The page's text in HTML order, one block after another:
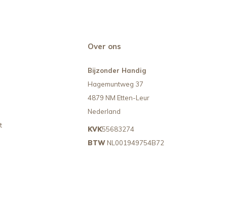
Over ons
Bijzonder Handig
Hagemuntweg 37
4879 NM Etten-Leur
Nederland
KVK55683274
BTW NL001949754B72